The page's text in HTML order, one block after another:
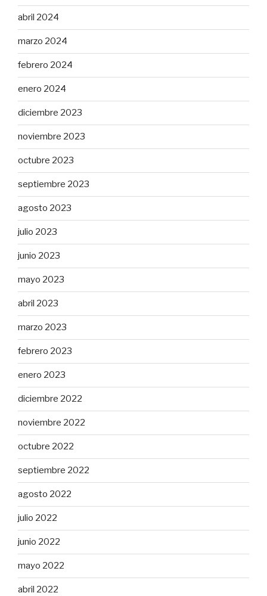
abril 2024
marzo 2024
febrero 2024
enero 2024
diciembre 2023
noviembre 2023
octubre 2023
septiembre 2023
agosto 2023
julio 2023
junio 2023
mayo 2023
abril 2023
marzo 2023
febrero 2023
enero 2023
diciembre 2022
noviembre 2022
octubre 2022
septiembre 2022
agosto 2022
julio 2022
junio 2022
mayo 2022
abril 2022